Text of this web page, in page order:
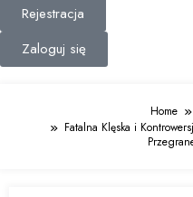
Rejestracja
Zaloguj się
Home
Fatalna Klęska i